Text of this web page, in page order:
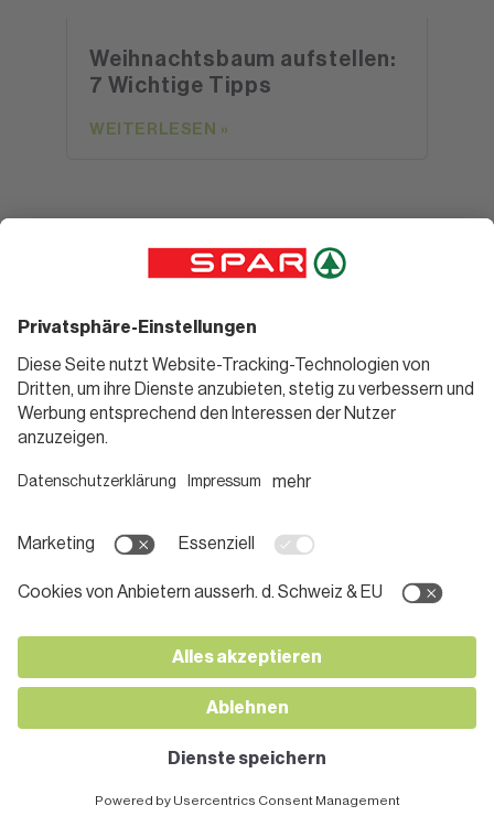
Weihnachtsbaum aufstellen:
7 Wichtige Tipps
WEITERLESEN »
Weihnachtsfilme für die
Klassiker